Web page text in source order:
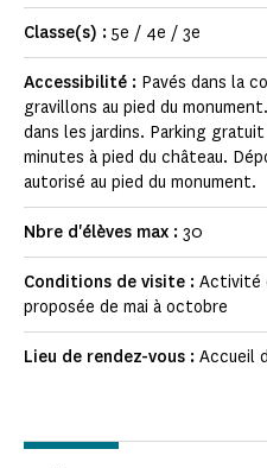
Classe(s) : 5e / 4e / 3e
Accessibilité : Pavés dans la
gravillons au pied du
dans les jardins. Parking
minutes à pied du château.
autorisé au pied du monument.
Nbre d'élèves max : 30
Conditions de visite : Activité
proposée de mai à octobre
Lieu de rendez-vous : Accueil